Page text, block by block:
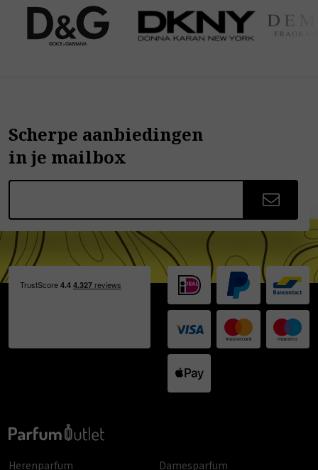
Scherpe aanbiedingen
in je mailbox
Herenparfum Damesparfum